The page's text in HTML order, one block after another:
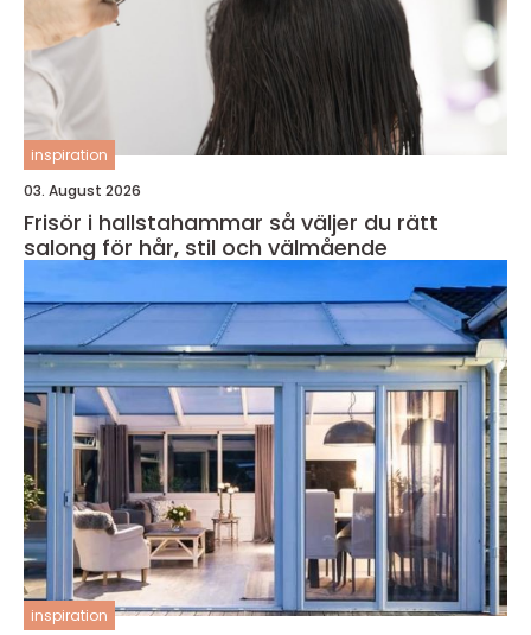
inspiration
03. August 2026
Frisör i hallstahammar så väljer du rätt
salong för hår, stil och välmående
inspiration